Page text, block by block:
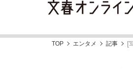
TOP エンタメ 記事 [